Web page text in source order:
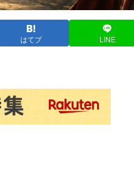
はてブ LINE